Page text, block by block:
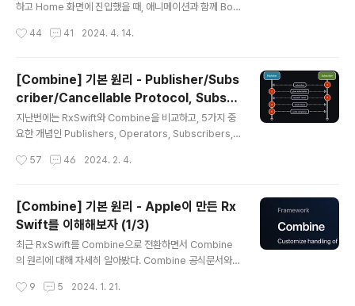
하고 Home 화면에 진입했을 때, 애니메이션과 함께 Bott
하는 앱은 매우 흔하다. dim 영역이나 x 버튼을 탭하면 Sh
조건 닫기 버튼을 누르긴 하지만... ㅋㅋㅋ (솔직히 사용성
너무 안 좋다고 생각함) 그래서인지 아마존, Etsy, Temu
같은 글로벌 앱에서는 이러한 시트를 띄우지 않고 있었다.
아무튼 이번에는 이러한 바텀시트를 구현하는 과정에서 겪
듯이 ViewDidLoad 시점에 Bottom Sheet의 lay..
44 41 2024. 4. 14.
[Combine] 기본 원리 - Publisher/Subs
criber/Cancellable Protocol, Subscr
iption 메커니즘 (2/3)
지난번에는 RxSwift와 Combine을 비교하고, 5가지 중
요한 개념인 Publishers, Operators, Subscribers,
포스팅 [Combine] 기본 원리 - Apple이 만든 RxSwift
ncellable Protocol의 개념과 Subscription 메커니즘
을 자세히 살펴봤다. 1. Publisher Protocol AnyPublis
her를 이해하려면, Publisher Protocol을 알아야 한다.
Publisher는 이벤트를 방출 (publish) 한다. 기존의 No..
57 46 2024. 2. 4.
[Combine] 기본 원리 - Apple이 만든 Rx
Swift를 이해해보자 (1/3)
최근 RxSwift를 Combine으로 전환하면서 Combine
의 원리에 대해 자세히 알아봤다. Combine 공식문서와 K
로 Combine+UIKit 조합은 좋지 않은지, 꼭 SwiftUI와
9 5 2024. 1. 21.